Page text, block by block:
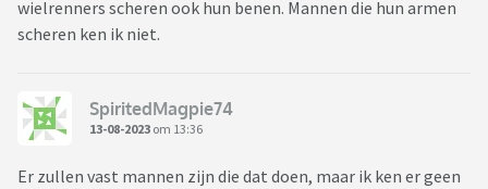
wielrenners scheren ook hun benen. Mannen die hun armen
scheren ken ik niet.
SpiritedMagpie74
13-08-2023 om 13:36
Er zullen vast mannen zijn die dat doen, maar ik ken er geen